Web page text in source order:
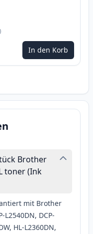
In den Korb
Brother
toner (Ink
mit Brother
L2540DN, DCP-
HL-L2360DN,